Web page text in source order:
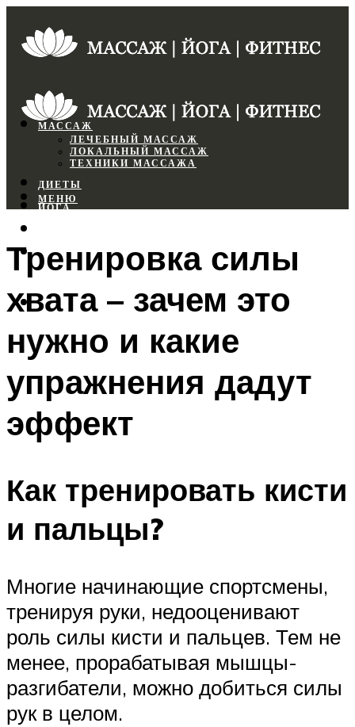
МАССАЖ
ЛЕЧЕБНЫЙ МАССАЖ
ЛОКАЛЬНЫЙ МАССАЖ
ТЕХНИКИ МАССАЖА
ДИЕТЫ
ЙОГА
ФИТНЕС
МЕНЮ
МЕНЮ
Тренировка силы
хвата – зачем это
нужно и какие
упражнения дадут
эффект
Как тренировать кисти
и пальцы?
Многие начинающие спортсмены,
тренируя руки, недооценивают
роль силы кисти и пальцев. Тем не
менее, прорабатывая мышцы-
разгибатели, можно добиться силы
рук в целом.